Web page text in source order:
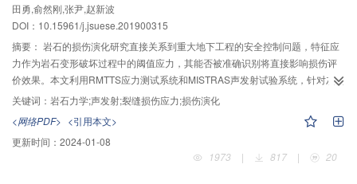
于研究岩石失稳倾向性具有一定的预测效果。4）声发射参数r
弯曲加卸载破坏全过程中主裂纹与微裂纹的发展趋势。峰后残余阶段纯盐岩及
含杂卤石盐岩rc曲线持续上升，微裂隙稳定发展；杂质盐岩表现出更强的脆性，
峰后残余阶段其rc曲线表现出与纯盐岩及含杂卤石盐岩相反的变化趋势。
田勇,俞然刚,张尹,赵新波
DOI：10.15961/j.jsuese.201900315
摘要： 岩石的损伤演化研究直接关系到重大地下工程的安全控制问题，特征应
力作为岩石变形破坏过程中的阈值应力，其能否被准确识别将直接影响损伤评
价效果。本文利用RMTTS应力测试系统和MISTRAS声发射试验系统，针对灰岩
裂缝应力的识别及损伤定量评价问题开展相关研究。通过灰岩单轴压缩下的声
发射试验，分析了与应力–应变曲线各阶段对应的声发射信号特征，当裂缝扩展
由稳定阶段发展为不稳定阶段时，声发射信号在频率和能级上都有较大幅度提
高。基于灰岩单轴循环加载过程中Felicity效应比值FR的变化规律，提出一种不
依赖应变测量的裂缝损伤应力识别方法，并对3组灰岩岩芯进行识别，其结果为
关键词： 岩石力学;声发射;裂缝损伤应力;损伤演化
<网络PDF> <引用本文>
更新时间： 2024-01-08
1973
| 817 | 20